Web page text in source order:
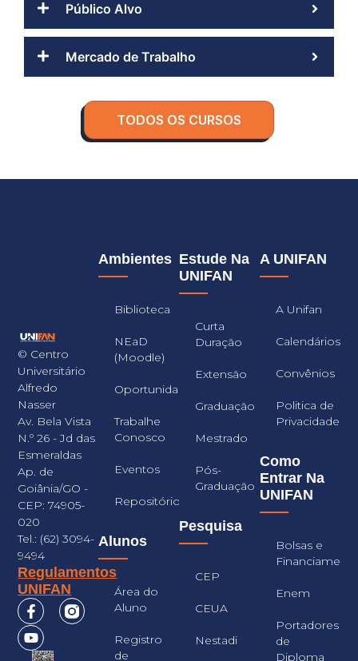
Público Alvo
Mercado de Trabalho
TODOS OS CURSOS
© Centro
Universitário
Alfredo
Nasser
Av. Bela Vista
N.º 26 - Jd das
Esmeraldas
Ap. de
Goiânia/GO -
CEP: 74905-
020
Tel.: (62) 3094-
9494
Regulamentos
UNIFAN
A UNIFAN
A Unifan
Calendários
Convênios
Politica de
Privacidade
Como
Entrar Na
UNIFAN
Bolsas e
Enem
Portadores
de
Diploma
Estude Na
UNIFAN
Curta
Duração
Extensão
Graduação
Mestrado
Pós-
Graduação
Pesquisa
CEP
CEUA
Nestadi
Ambientes
Biblioteca
NEaD
(Moodle)
Oportunidades
Trabalhe
Conosco
Eventos
Repositório
Alunos
Área do
Aluno
Registro
de